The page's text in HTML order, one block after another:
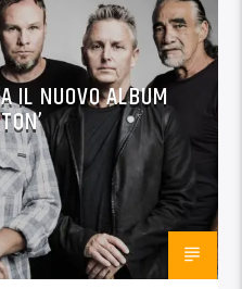
IL NUOVO ALBUM